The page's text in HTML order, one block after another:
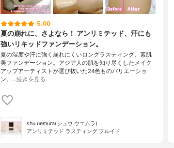
5.00
夏の崩れに、さよなら！ アンリミテッド、汗にも
強いリキッドファンデーション。
夏の湿度や汗に強く崩れにくいロングラスティング、素肌
美ファンデーション。アジア人の肌を知り尽くしたメイク
アップアーティストが選び抜いた24色ものバリエーショ
ン。…続きを見る
shu uemura(シュウ ウエムラ)
アンリミテッド ラスティング フルイド